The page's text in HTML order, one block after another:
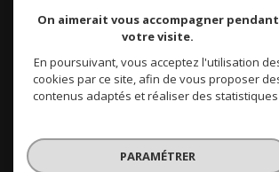
Adhérents
© 2026 | Tous droits réservés | Traduction
On aimerait vous accompagner pendant
votre visite.
En poursuivant, vous acceptez l'utilisation
cookies par ce site, afin de vous proposer
contenus adaptés et réaliser des statistiques
PARAMÉTRER